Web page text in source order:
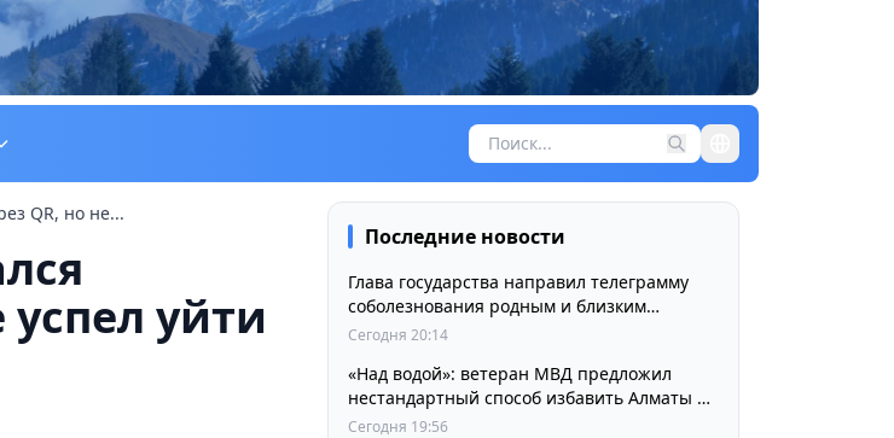
QR, но не...
успел уйти
Последние новости
Глава государства направил телеграмму
соболезнования родным и близким
выдающегося кинорежиссера Ардака
Сегодня 20:14
«Над водой»: ветеран МВД предложил
нестандартный способ избавить Алматы от
пробок и смога
Сегодня 19:56